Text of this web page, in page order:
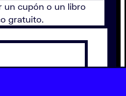
un cupón o un libro
gratuito.